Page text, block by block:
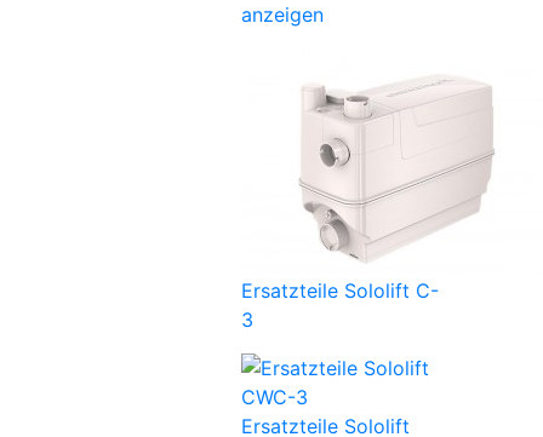
anzeigen
Ersatzteile Sololift C-
3
Ersatzteile Sololift